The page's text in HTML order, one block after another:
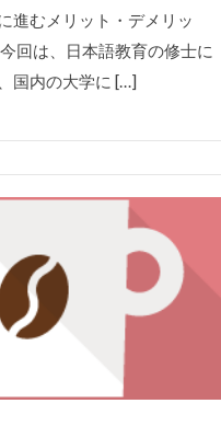
進むメリット・デメリッ
回は、日本語教育の修士に
国内の大学に […]